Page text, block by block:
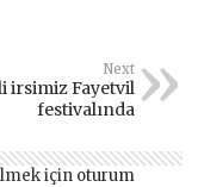
Next
irsimiz Fayetvil
festivalında
için oturum